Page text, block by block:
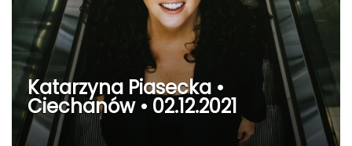
Katarzyna Piasecka •
Ciechanów • 02.12.2021